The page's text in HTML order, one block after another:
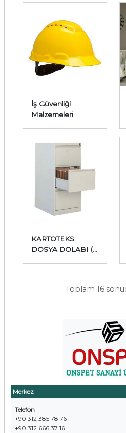
Merkez
Telefon
+90 312 385 78 76
+90 312 666 37 16
İş Güvenliği
Malzemeleri
KARTOTEKS
DOSYA DOLABI (3
Toplam 16